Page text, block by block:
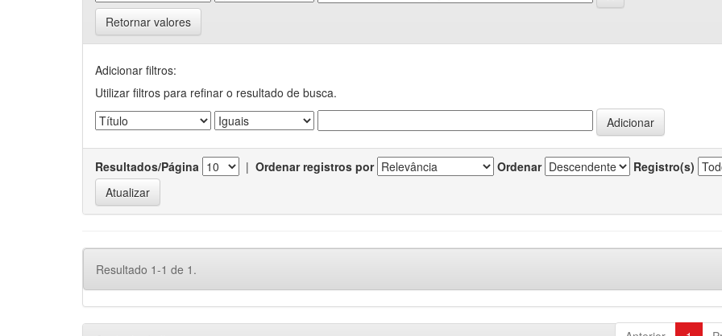
Retornar valores
Adicionar filtros:
Utilizar filtros para refinar o resultado de busca.
Resultados/Página | Ordenar registros por Ordenar Registro(s)
Resultado 1-1 de 1.